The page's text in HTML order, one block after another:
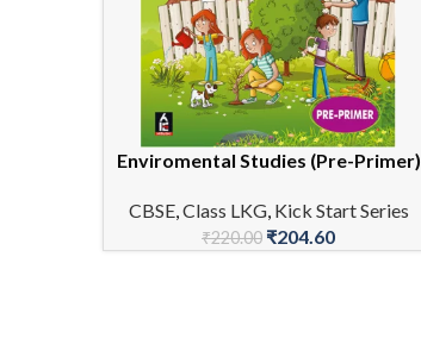
ADD TO CART
Enviromental Studies (Pre-Primer)
CBSE,Class LKG, Kick Start Series
₹220.00 ₹204.60